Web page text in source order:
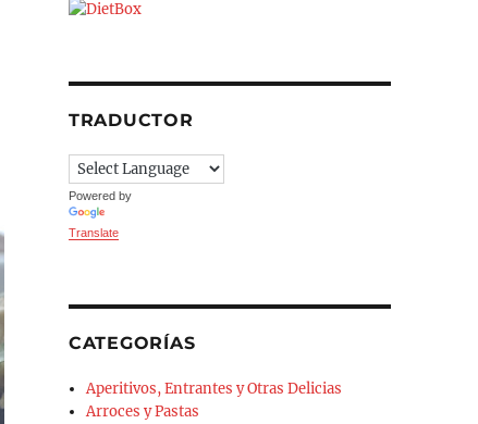
TRADUCTOR
Powered by
Translate
CATEGORÍAS
Aperitivos, Entrantes y Otras Delicias
Arroces y Pastas